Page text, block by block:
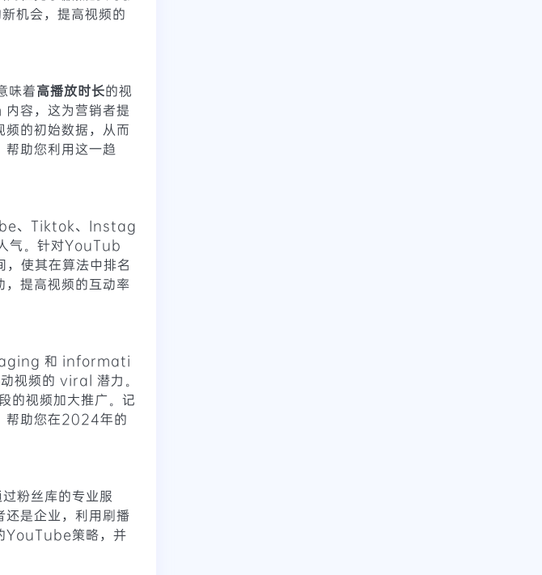
机会，提高视频的
味着高播放时长的视
容，这为营销者提
频的初始数据，从而
帮助您利用这一趋
、Tiktok、Instag
气。针对YouTub
使其在算法中排名
，提高视频的互动率
和 informati
视频的 viral 潜力。
视频加大推广。记
帮助您在2024年的
粉丝库的专业服
还是企业，利用刷播
YouTube策略，并